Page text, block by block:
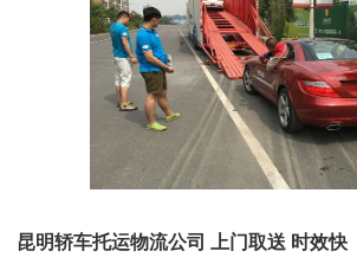
昆明轿车托运物流公司 上门取送 时效快